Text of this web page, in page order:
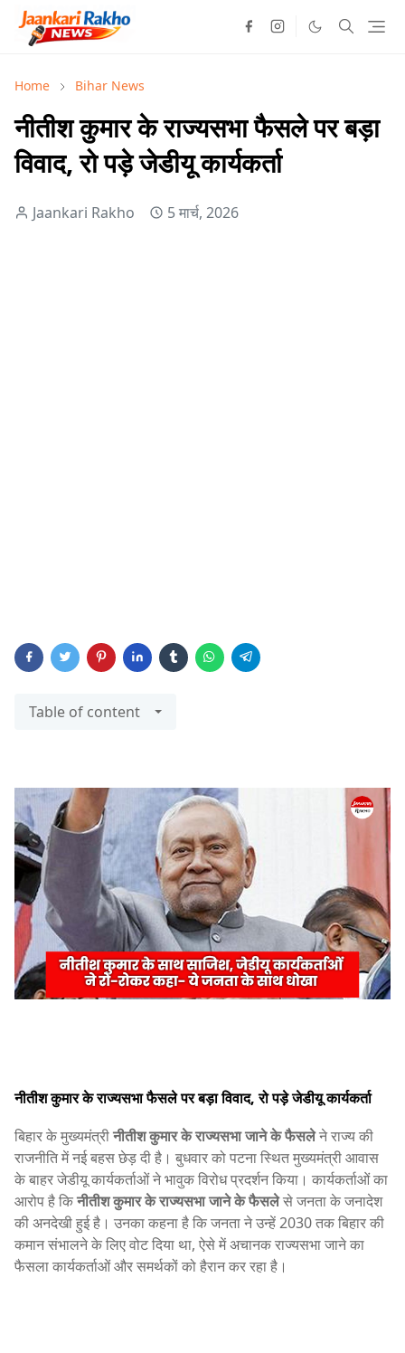
Home Bihar News
नीतीश कुमार के राज्यसभा फैसले पर बड़ा
विवाद, रो पड़े जेडीयू कार्यकर्ता
Jaankari Rakho 5 मार्च, 2026
Table of content
नीतीश कुमार के राज्यसभा फैसले पर बड़ा विवाद, रो पड़े जेडीयू कार्यकर्ता
बिहार के मुख्यमंत्रीनीतीश कुमार के राज्यसभा जाने के फैसलेने राज्य की
राजनीति में नई बहस छेड़ दी है। बुधवार को पटना स्थित मुख्यमंत्री आवास
के बाहर जेडीयू कार्यकर्ताओं ने भावुक विरोध प्रदर्शन किया। कार्यकर्ताओं का
आरोप है किनीतीश कुमार के राज्यसभा जाने के फैसलेसे जनता के जनादेश
की अनदेखी हुई है। उनका कहना है कि जनता ने उन्हें 2030 तक बिहार की
कमान संभालने के लिए वोट दिया था, ऐसे में अचानक राज्यसभा जाने का
फैसला कार्यकर्ताओं और समर्थकों को हैरान कर रहा है।